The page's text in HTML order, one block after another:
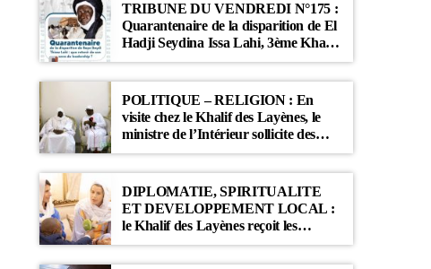
TRIBUNE DU VENDREDI N°175 :
Quarantenaire de la disparition de El
Hadji Seydina Issa Lahi, 3ème Khalif
des Ahloulahi
POLITIQUE – RELIGION : En
visite chez le Khalif des Layènes, le
ministre de l’Intérieur sollicite des
prières pour le Sénégal
DIPLOMATIE, SPIRITUALITE
ET DEVELOPPEMENT LOCAL :
le Khalif des Layènes reçoit les
ambassadrices de Belgique et des
Pays-Bas